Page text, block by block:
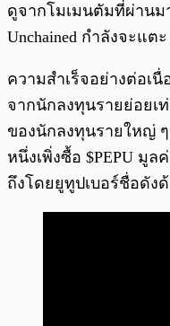
ดูจากโมเมนตัมที่ผ่านมา
Unchained กำลังจะแ
ความสำเร็จอย่างต่อเนื่
จากนักลงทุนรายย่อยเ
ของนักลงทุนรายใหญ่
หนึ่งเพิ่งซื้อ $PEPU มูล
ถึงโดยยูทูปเบอร์ชื่อดัง